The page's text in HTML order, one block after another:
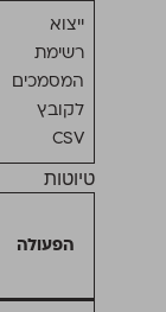
ייצוא
רשימת
המסמכים
לקובץ
CSV
טיוטות
הפעולה